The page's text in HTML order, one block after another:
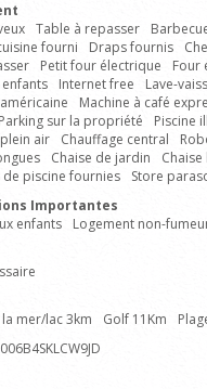
Table à repasser
fourni
Draps fournis
Petit four électrique Four
enfants
Internet free Lave-
Machine à café
Parking sur la propriété Piscine
air
Chauffage central
Chaise de jardin Chaise
de piscine fournies
Store
Importantes
enfants
Logement non-
mer/lac 3km
Golf 11Km